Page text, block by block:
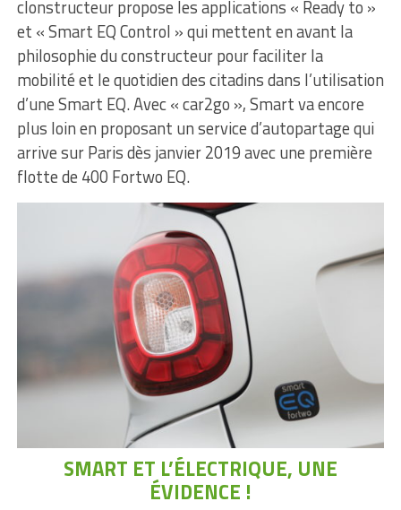
clonstructeur propose les applications « Ready to »
et « Smart EQ Control » qui mettent en avant la
philosophie du constructeur pour faciliter la
mobilité et le quotidien des citadins dans l’utilisation
d’une Smart EQ. Avec « car2go », Smart va encore
plus loin en proposant un service d’autopartage qui
arrive sur Paris dès janvier 2019 avec une première
flotte de 400 Fortwo EQ.
SMART ET L’ÉLECTRIQUE, UNE
ÉVIDENCE !